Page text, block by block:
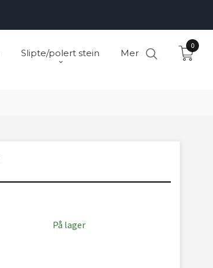
Slipte/polert stein Mer
0
På lager